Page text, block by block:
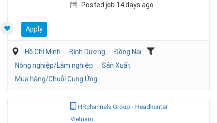
Posted job 14 days ago
Apply
Hồ Chí Minh Bình Dương
Đồng Nai
Nông nghiệp/Lâm nghiệp
Sản Xuất
Mua hàng/Chuỗi Cung Ứng
HRchannels Group - Headhunter
Vietnam